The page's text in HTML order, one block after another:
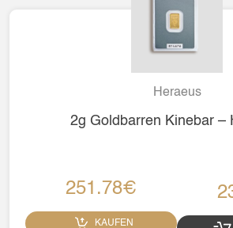
Heraeus
2g Goldbarren Kinebar –
251.78€
KAUFEN